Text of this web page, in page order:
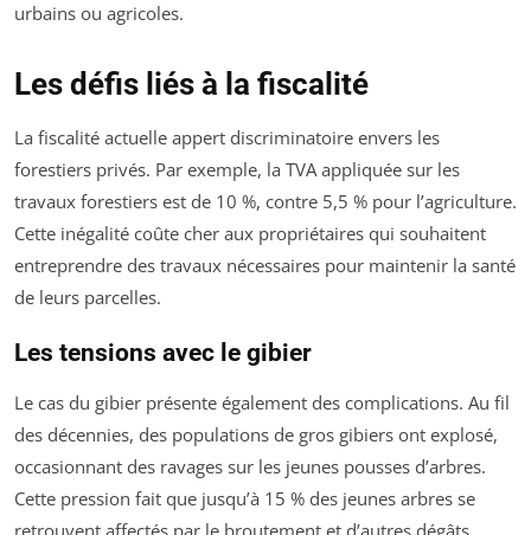
urbains ou agricoles.
Les défis liés à la fiscalité
La fiscalité actuelle appert discriminatoire envers les
forestiers privés. Par exemple, la TVA appliquée sur les
travaux forestiers est de 10 %, contre 5,5 % pour l’agriculture.
Cette inégalité coûte cher aux propriétaires qui souhaitent
entreprendre des travaux nécessaires pour maintenir la santé
de leurs parcelles.
Les tensions avec le gibier
Le cas du gibier présente également des complications. Au fil
des décennies, des populations de gros gibiers ont explosé,
occasionnant des ravages sur les jeunes pousses d’arbres.
Cette pression fait que jusqu’à 15 % des jeunes arbres se